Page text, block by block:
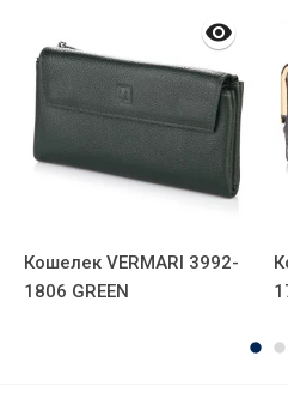
Кошелек VERMARI 3992-
1806 GREEN